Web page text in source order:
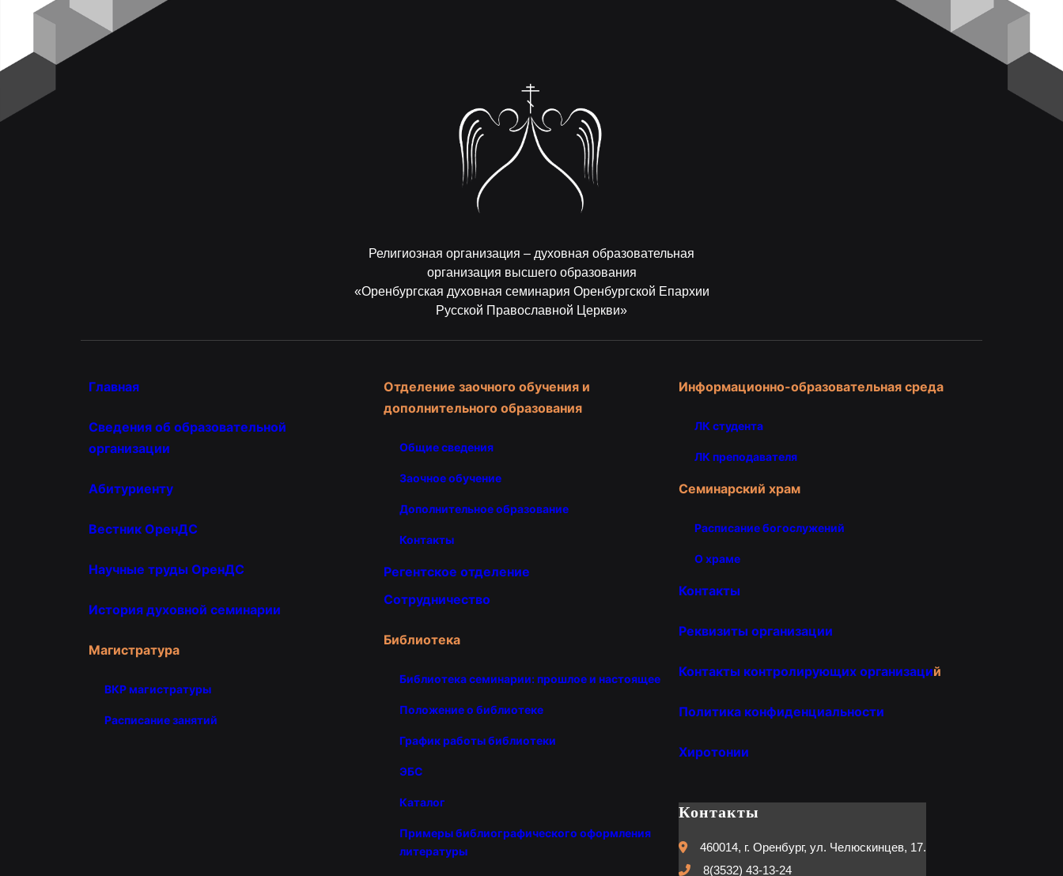
Религиозная организация – духовная образовательная
организация высшего образования
«Оренбургская духовная семинария Оренбургской Епархии
Русской Православной Церкви»
Главная
Сведения об образовательной
организации
Абитуриенту
Вестник ОренДС
Научные труды ОренДС
История духовной семинарии
Магистратура
ВКР магистратуры
Расписание занятий
Отделение заочного обучения и
дополнительного образования
Общие сведения
Заочное обучение
Дополнительное образование
Контакты
Регентское отделение
Сотрудничество
Библиотека
Библиотека семинарии: прошлое и настоящее
Положение о библиотеке
График работы библиотеки
ЭБС
Каталог
Примеры библиографического оформления
литературы
Информационно-образовательная среда
ЛК студента
ЛК преподавателя
Семинарский храм
Расписание богослужений
О храме
Контакты
Реквизиты организации
Контакты контролирующих организаций
Политика конфиденциальности
Хиротонии
Контакты
460014, г. Оренбург, ул. Челюскинцев, 17.
8(3532) 43-13-24